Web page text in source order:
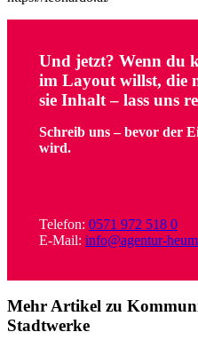
Und jetzt? Wenn du
im Layout willst, die
sie Inhalt – lass uns
Schreib uns – bevor der
wird.
Telefon: 0571 972 518 0
E-Mail: info@agentur-
Mehr Artikel zu
Stadtwerke